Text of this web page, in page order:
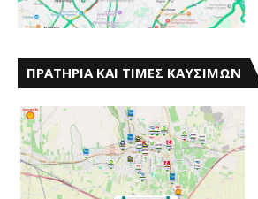
ΠΡΑΤΗΡΙΑ ΚΑΙ ΤΙΜΕΣ ΚΑΥΣΙΜΩΝ